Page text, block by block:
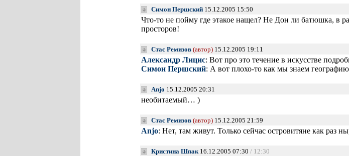
Симон Першский15.12.2005 15:50
Что-то не пойму где этакое нащел? Не Дон ли батюшка, в
просторов!
Стас Ремизов (автор)15.12.2005 19:11
Александр Лицис: Вот про это течение в искусстве
Симон Першский: А вот плохо-то как мы знаем
Anjo 15.12.2005 20:31
необитаемый… )
Стас Ремизов (автор)15.12.2005 21:59
Anjo: Нет, там живут. Только сейчас островитяне как раз
Кристина Шпак16.12.2005 07:30 / 12:30